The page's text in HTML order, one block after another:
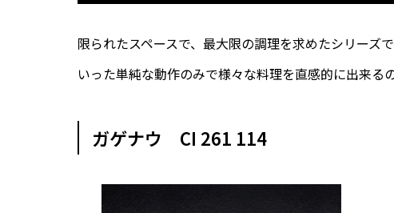
限られたスペースで、最大限の調理を求めたシリーズ
いった単純な動作のみで様々な料理を直感的に出来る
ガゲナウ CI 261 114